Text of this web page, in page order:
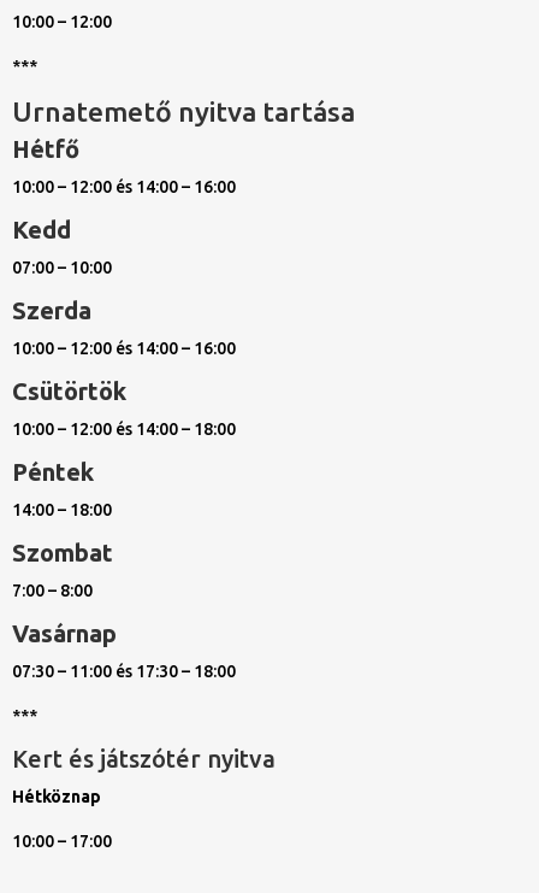
10:00 – 12:00
***
Urnatemető nyitva tartása
Hétfő
10:00 – 12:00 és 14:00 – 16:00
Kedd
07:00 – 10:00
Szerda
10:00 – 12:00 és 14:00 – 16:00
Csütörtök
10:00 – 12:00 és 14:00 – 18:00
Péntek
14:00 – 18:00
Szombat
7:00 – 8:00
Vasárnap
07:30 – 11:00 és 17:30 – 18:00
***
Kert és játszótér nyitva
Hétköznap
10:00 – 17:00